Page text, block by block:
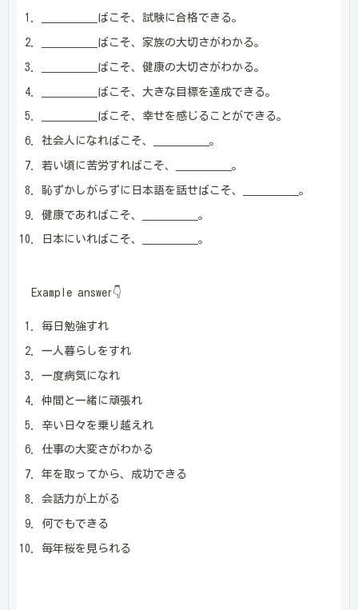
＿＿＿＿＿ばこそ、試験に合格できる。
＿＿＿＿＿ばこそ、家族の大切さがわかる。
＿＿＿＿＿ばこそ、健康の大切さがわかる。
＿＿＿＿＿ばこそ、大きな目標を達成できる。
＿＿＿＿＿ばこそ、幸せを感じることができる。
社会人になればこそ、＿＿＿＿＿。
若い頃に苦労すればこそ、＿＿＿＿＿。
恥ずかしがらずに日本語を話せばこそ、＿＿＿＿＿。
健康であればこそ、＿＿＿＿＿。
日本にいればこそ、＿＿＿＿＿。
Example answer👇
毎日勉強すれ
一人暮らしをすれ
一度病気になれ
仲間と一緒に頑張れ
辛い日々を乗り越えれ
仕事の大変さがわかる
年を取ってから、成功できる
会話力が上がる
何でもできる
毎年桜を見られる